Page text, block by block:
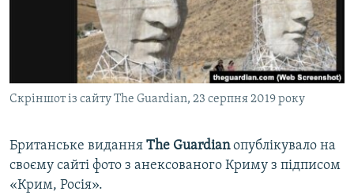
ВІДЕОУРОКИ «ELIFBE»
СВІДЧЕННЯ ОКУПАЦІЇ
УКРАЇНСЬКА ПРОБЛЕМА КРИМУ
ІНФОГРАФІКА
ДОЛУЧАЙСЯ!
Усі сайти RFE/RL
Скріншот із сайту The Guardian, 23 серпня 2019 року
Британське видання The Guardianопублікувало на
своєму сайті фото з анексованого Криму з підписом
«Крим, Росія».